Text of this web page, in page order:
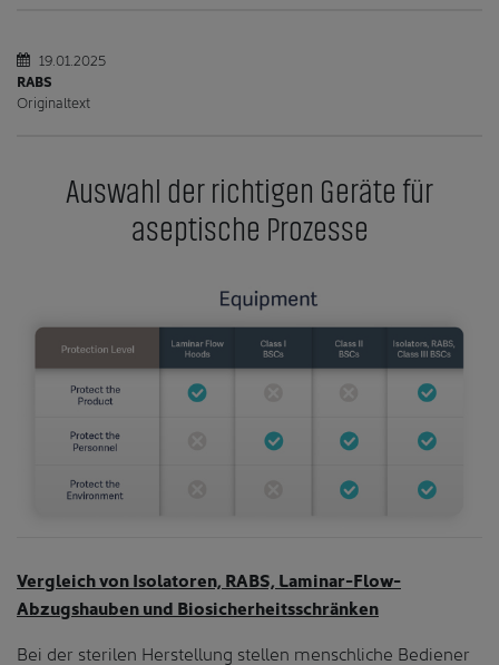
19.01.2025
RABS
Originaltext
Auswahl der richtigen Geräte für
aseptische Prozesse
Vergleich von Isolatoren, RABS, Laminar-Flow-
Abzugshauben und Biosicherheitsschränken
Bei der sterilen Herstellung stellen menschliche Bediener